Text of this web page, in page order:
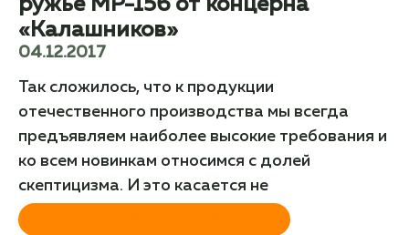
ружье МР-156 от концерна
«Калашников»
04.12.2017
Так сложилось, что к продукции
отечественного производства мы всегда
предъявляем наиболее высокие требования и
ко всем новинкам относимся с долей
скептицизма. И это касается не